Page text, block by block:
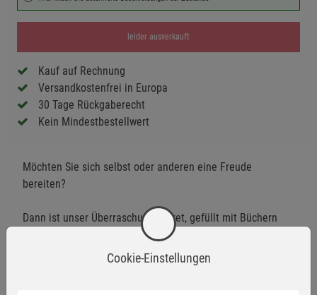
leider ausverkauft
Kauf auf Rechnung
Versandkostenfrei in Europa
30 Tage Rückgaberecht
Kein Mindestbestellwert
Möchten Sie sich selbst oder anderen eine Freude
bereiten?
Dann ist unser Überraschungspaket, gefüllt mit Büchern
aus der Kategorie Magie & Rituale, genau das Richtige für
Cookie-Einstellungen